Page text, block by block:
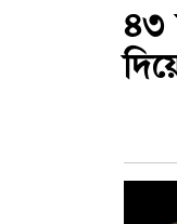
৪৩